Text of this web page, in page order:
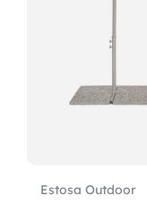
Estosa Outdoor